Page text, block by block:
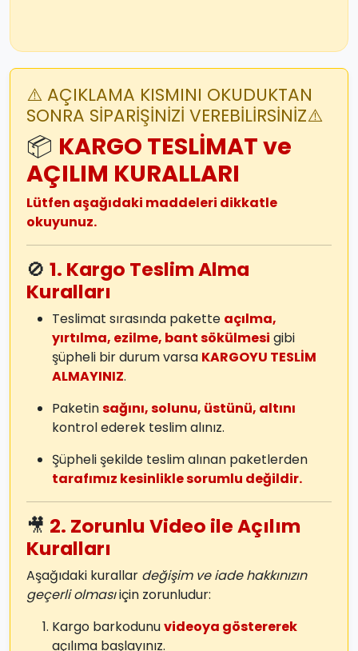
⚠️ AÇIKLAMA KISMINI OKUDUKTAN
SONRA SİPARİŞİNİZİ VEREBİLİRSİNİZ⚠️
📦 KARGO TESLİMAT ve
AÇILIM KURALLARI
Lütfen aşağıdaki maddeleri dikkatle
okuyunuz.
🚫 1. Kargo Teslim Alma
Kuralları
Teslimat sırasında pakette açılma,
yırtılma, ezilme, bant sökülmesi gibi
şüpheli bir durum varsa KARGOYU TESLİM
ALMAYINIZ.
Paketinsağını, solunu, üstünü, altını
kontrol ederek teslim alınız.
Şüpheli şekilde teslim alınan paketlerden
tarafımız kesinlikle sorumlu değildir.
🎥 2. Zorunlu Video ile Açılım
Kuralları
Aşağıdaki kurallar değişim ve iade hakkınızın
geçerli olmasıiçin zorunludur:
Kargo barkodunuvideoya göstererek
açılıma başlayınız.